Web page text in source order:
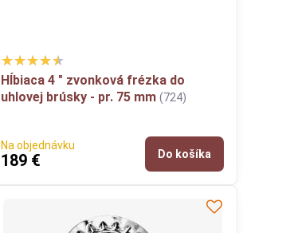
Hĺbiaca 4 " zvonková frézka do
uhlovej brúsky - pr. 75 mm (724)
Na objednávku
189 € Do košíka